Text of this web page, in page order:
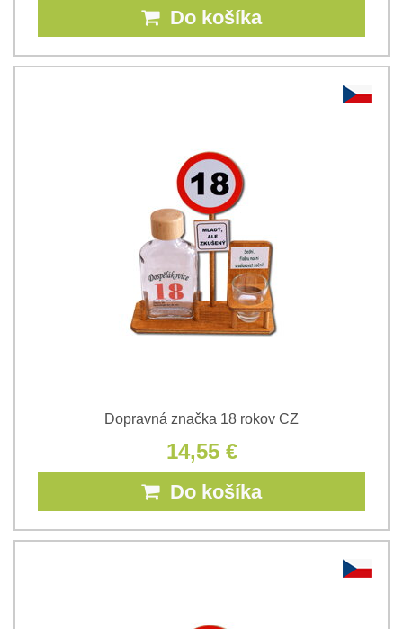
Do košíka
Dopravná značka 18 rokov CZ
14,55 €
Do košíka